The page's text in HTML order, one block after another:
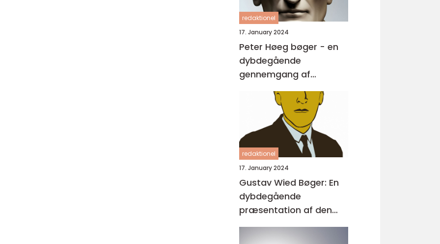
redaktionel
17. January 2024
Peter Høeg bøger - en
dybdegående
gennemgang af
forfatterskabet
redaktionel
17. January 2024
Gustav Wied Bøger: En
dybdegående
præsentation af den
ikoniske forfatters
værker og deres